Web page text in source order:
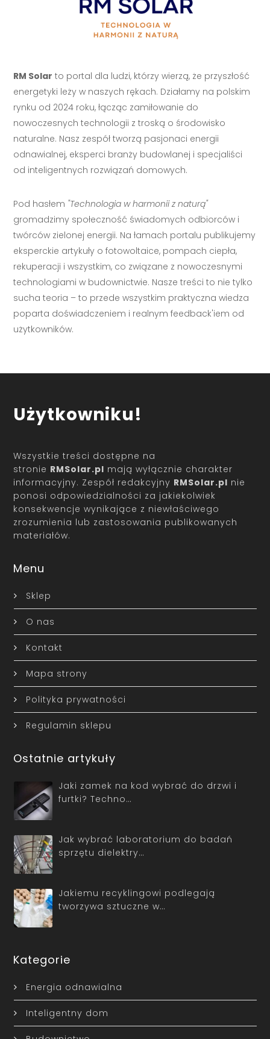
RM Solar to portal dla ludzi, którzy wierzą, że przyszłość
energetyki leży w naszych rękach. Działamy na polskim
rynku od 2024 roku, łącząc zamiłowanie do
nowoczesnych technologii z troską o środowisko
naturalne. Nasz zespół tworzą pasjonaci energii
odnawialnej, eksperci branży budowlanej i specjaliści
od inteligentnych rozwiązań domowych.
Pod hasłem "Technologia w harmonii z naturą"
gromadzimy społeczność świadomych odbiorców i
twórców zielonej energii. Na łamach portalu publikujemy
eksperckie artykuły o fotowoltaice, pompach ciepła,
rekuperacji i wszystkim, co związane z nowoczesnymi
technologiami w budownictwie. Nasze treści to nie tylko
sucha teoria – to przede wszystkim praktyczna wiedza
poparta doświadczeniem i realnym feedback'iem od
użytkowników.
Użytkowniku!
Wszystkie treści dostępne na
stronie RMSolar.pl mają wyłącznie charakter
informacyjny. Zespół redakcyjny RMSolar.pl nie
ponosi odpowiedzialności za jakiekolwiek
konsekwencje wynikające z niewłaściwego
zrozumienia lub zastosowania publikowanych
materiałów.
Menu
Sklep
O nas
Kontakt
Mapa strony
Polityka prywatności
Regulamin sklepu
Ostatnie artykuły
Jaki zamek na kod wybrać do drzwi i
furtki? Techno…
Jak wybrać laboratorium do badań
sprzętu dielektry…
Jakiemu recyklingowi podlegają
tworzywa sztuczne w…
Kategorie
Energia odnawialna
Inteligentny dom